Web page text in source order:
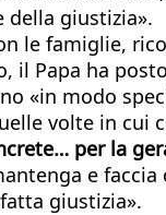
della giustizia».
le famiglie,
il Papa ha
«in modo
volte in cui
per la
e
giustizia».